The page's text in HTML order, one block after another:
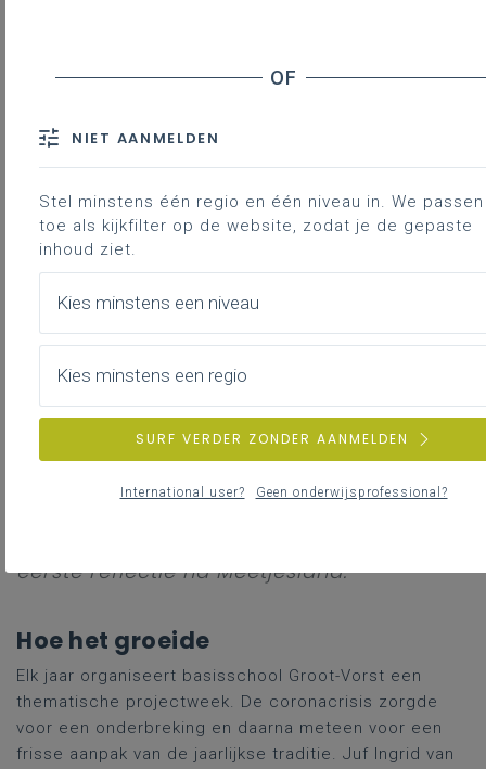
Evaluatie
Zill-doelen
Meer lezen?
"Dit doen we volgend schooljaar weer",
besloot de juf na de leeruitstap naar
Meetjesland. Geen verre busreis maar een
meet-rijke projectweek in en om de eigen
school. Meten en metend rekenen was een
gezamenlijke focus voor de jongste
kleuters tot en met het zesde leerjaar. "Ik
ben trots", vertelt directeur Sigrid Boogers
Groot-Vorst in Laakdalbij de
eerste reflectie na Meetjesland.
Hoe het groeide
Elk jaar organiseert basisschool Groot-Vorst een
thematische projectweek. De coronacrisis zorgde
voor een onderbreking en daarna meteen voor een
frisse aanpak van de jaarlijkse traditie. Juf Ingrid van
NIET AANMELDEN
Stel minstens één regio en één niveau in. We
toe als kijkfilter op de website, zodat je de gepaste
inhoud ziet.
Kies minstens een niveau
Kies minstens een regio
SURF VERDER ZONDER AANMELDEN
International user? Geen onderwijsprofessional?